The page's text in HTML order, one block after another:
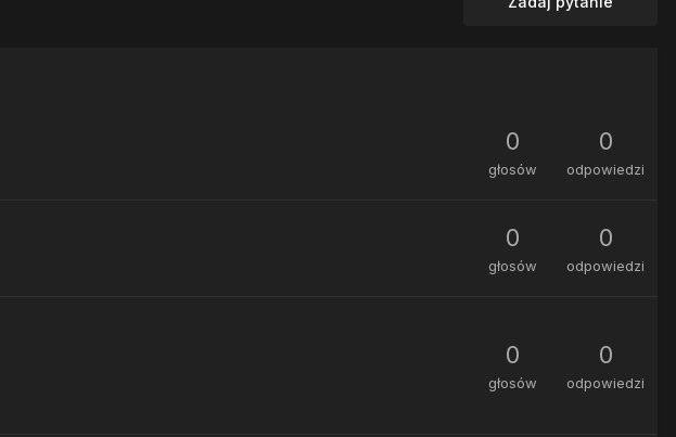
0
głosów
0
odpowiedzi
0
głosów
0
odpowiedzi
0
głosów
0
odpowiedzi